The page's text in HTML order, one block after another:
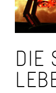
DIE